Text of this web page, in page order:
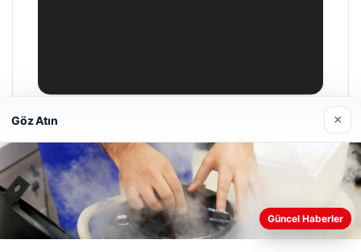
Hastaş Beton
26/05/2026
Web sitemizi nasıl kullandığınızı daha iyi anlayabilmek,
Göz Atın ×
Güncel Haberler